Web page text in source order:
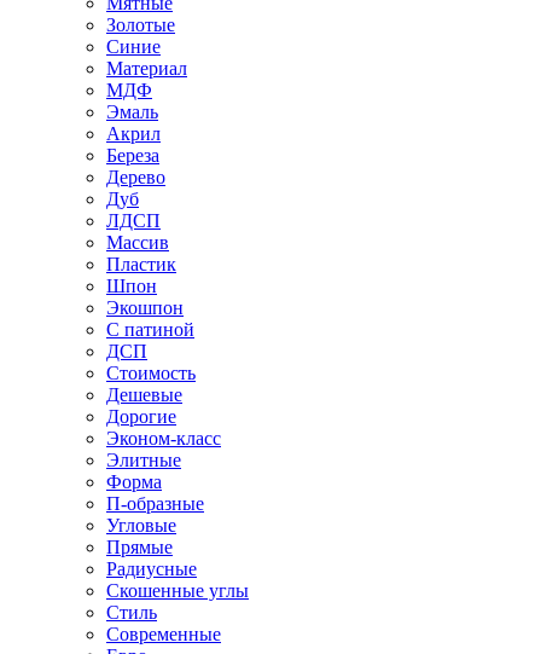
Золотые
Синие
Материал
МДФ
Эмаль
Акрил
Береза
Дерево
Дуб
ЛДСП
Массив
Пластик
Шпон
Экошпон
С патиной
ДСП
Стоимость
Дешевые
Дорогие
Эконом-класс
Элитные
Форма
П-образные
Угловые
Прямые
Радиусные
Скошенные углы
Стиль
Современные